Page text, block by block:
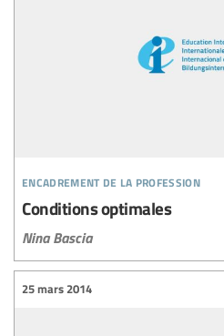
encadrement de la profession
Conditions optimales
Nina Bascia
25 mars 2014